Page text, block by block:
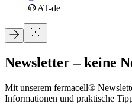
AT-de
Newsletter – keine
Mit unserem fermacell®
Informationen und praktische